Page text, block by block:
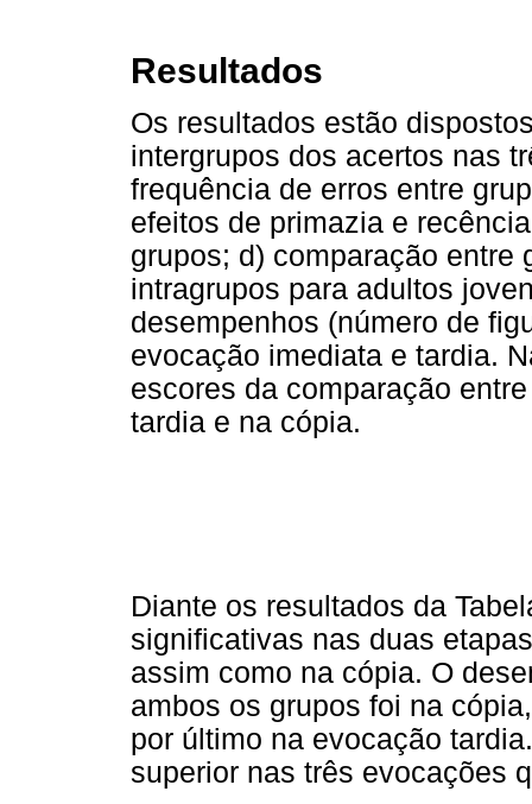
Resultados
Os resultados estão
intergrupos dos acertos nas
frequência de erros entre
efeitos de primazia e
grupos; d) comparação entre
intragrupos para adultos
desempenhos (número de
evocação imediata e tardia.
escores da comparação
tardia e na cópia.
Diante os resultados da
significativas nas duas
assim como na cópia. O
ambos os grupos foi na
por último na evocação
superior nas três evocações